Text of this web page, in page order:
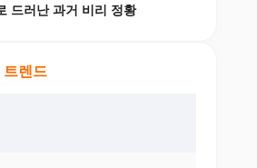
드러난 과거 비리 정황
트렌드